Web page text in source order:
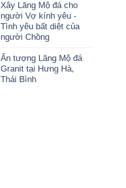
Xây Lăng Mộ đá cho
người Vợ kính yêu -
Tình yêu bất diệt của
người Chồng
Ấn tượng Lăng Mộ đá
Granit tại Hưng Hà,
Thái Bình